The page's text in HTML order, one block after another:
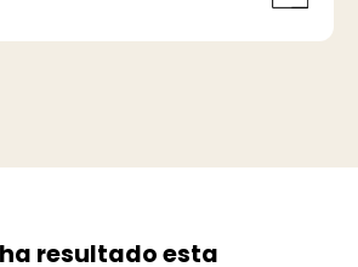
ha resultado esta